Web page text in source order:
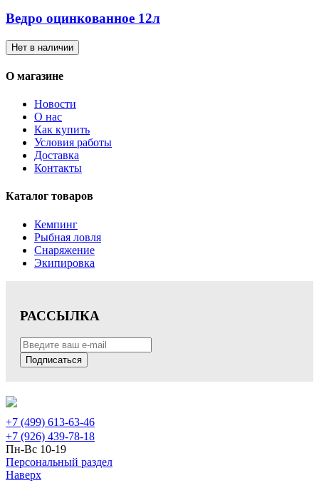
Ведро оцинкованное 12л
Нет в наличии
О магазине
Новости
О нас
Как купить
Условия работы
Доставка
Контакты
Каталог товаров
Кемпинг
Рыбная ловля
Снаряжение
Экипировка
РАССЫЛКА
Подписаться
+7 (499) 613-63-46
+7 (926) 439-78-18
Пн-Вс 10-19
Персональный раздел
Наверх